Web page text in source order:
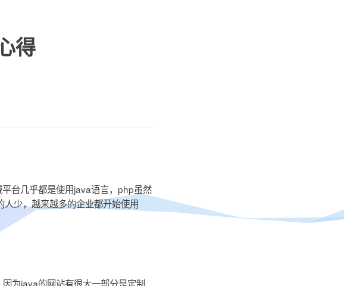
得
台几乎都是使用java语言，php虽然
少，越来越多的企业都开始使用
为java的网站有很大一部分是定制